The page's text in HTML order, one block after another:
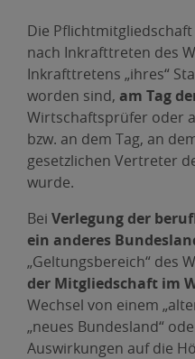
Datei
neuem
Fenster,
PDF-
Datei
Die Pflichtmitgliedschaft
nach Inkrafttreten des
Inkrafttretens „ihres“
worden sind, am Tag
Wirtschaftsprüfer oder
bzw. an dem Tag, an
gesetzlichen Vertreter
wurde.
Bei Verlegung der
ein anderes
„Geltungsbereich“ des
der Mitgliedschaft im
Wechsel von einem
„neues Bundesland“
Auswirkungen auf die